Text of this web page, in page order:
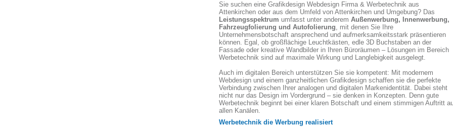
Sie suchen eine Grafikdesign Webdesign Firma & Werbetechnik aus
Attenkirchen oder aus dem Umfeld von Attenkirchen und Umgebung? Das
Leistungsspektrum umfasst unter anderem Außenwerbung, Innenwerbung,
Fahrzeugfolierung und Autofolierung, mit denen Sie Ihre
Unternehmensbotschaft ansprechend und aufmerksamkeitsstark präsentieren
können. Egal, ob großflächige Leuchtkästen, edle 3D Buchstaben an der
Fassade oder kreative Wandbilder in Ihren Büroräumen – Lösungen im Bereich
Werbetechnik sind auf maximale Wirkung und Langlebigkeit ausgelegt.
Auch im digitalen Bereich unterstützen Sie sie kompetent: Mit modernem
Webdesign und einem ganzheitlichen Grafikdesign schaffen sie die perfekte
Verbindung zwischen Ihrer analogen und digitalen Markenidentität. Dabei steht
nicht nur das Design im Vordergrund – sie denken in Konzepten. Denn gute
Werbetechnik beginnt bei einer klaren Botschaft und einem stimmigen Auftritt
allen Kanälen.
Werbetechnik die Werbung realisiert